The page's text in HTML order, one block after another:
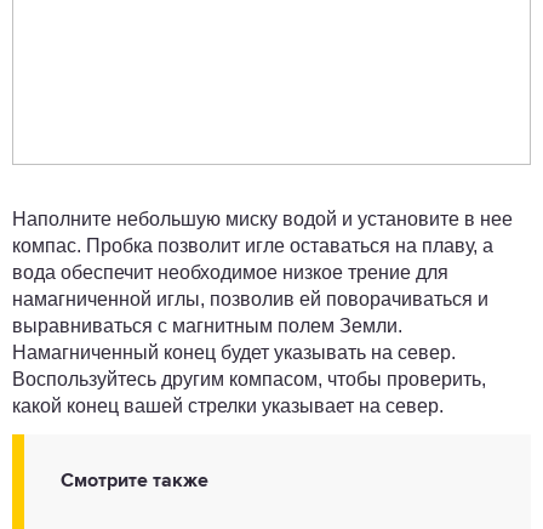
Наполните небольшую миску водой и установите в нее
компас. Пробка позволит игле оставаться на плаву, а
вода обеспечит необходимое низкое трение для
намагниченной иглы, позволив ей поворачиваться и
выравниваться с магнитным полем Земли.
Намагниченный конец будет указывать на север.
Воспользуйтесь другим компасом, чтобы проверить,
какой конец вашей стрелки указывает на север.
Смотрите также